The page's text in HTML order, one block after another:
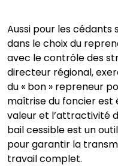
Aussi pour les
dans le choix du
avec le contrôle des
directeur régional,
du « bon » repreneur
maîtrise du foncier
valeur et l’attractivité
bail cessible est un
pour garantir la
travail complet.